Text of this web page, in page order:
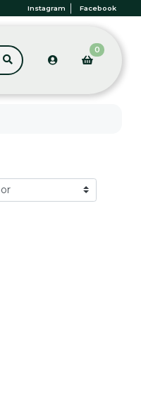
Instagram Facebook
0